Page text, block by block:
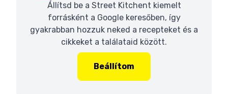
Állítsd be a Street Kitchent kiemelt
forrásként a Google keresőben, így
gyakrabban hozzuk neked a recepteket és a
cikkeket a találataid között.
Beállítom